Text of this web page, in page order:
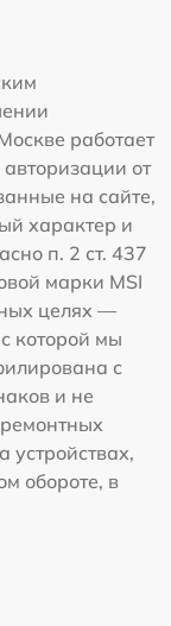
работает
от
на сайте,
характер и
п. 2 ст. 437
марки MSI
целях —
которой мы
с
и не
устройствах,
обороте, в